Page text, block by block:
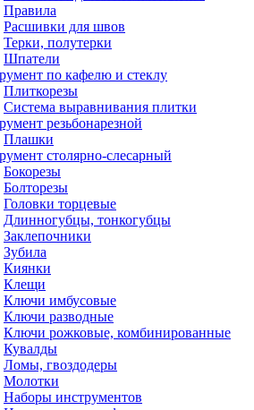
Правила
Расшивки для швов
Терки, полутерки
Шпатели
по кафелю и стеклу
Плиткорезы
Система выравнивания плитки
резьбонарезной
Плашки
столярно-слесарный
Бокорезы
Болторезы
Головки торцевые
Длинногубцы, тонкогубцы
Заклепочники
Зубила
Киянки
Клещи
Ключи имбусовые
Ключи разводные
Ключи рожковые, комбинированные
Кувалды
Ломы, гвоздодеры
Молотки
Наборы инструментов